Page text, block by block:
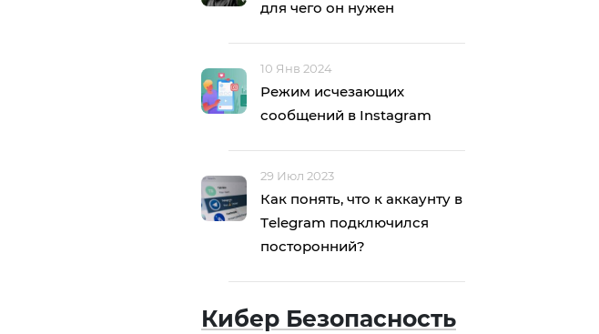
для чего он нужен
10 Янв 2024
Режим исчезающих
сообщений в Instagram
29 Июл 2023
Как понять, что к аккаунту в
Тelegram подключился
посторонний?
Кибер Безопасность